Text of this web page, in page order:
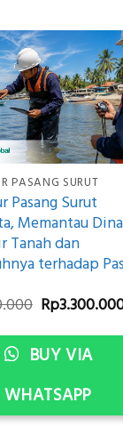
PASANG SURUT
Pasang Surut
Memantau
Tanah dan
terhadap
Original
was:
Rp3.500.000.
Rp
BUY VIA
WHATSAPP